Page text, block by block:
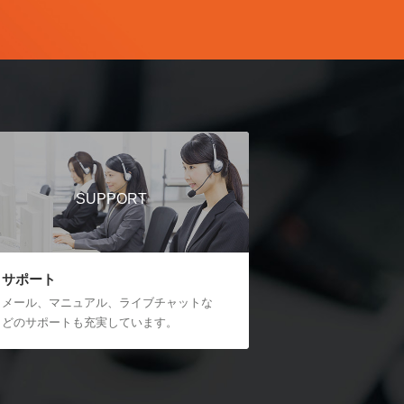
SUPPORT
サポート
メール、マニュアル、ライブチャットな
どのサポートも充実しています。